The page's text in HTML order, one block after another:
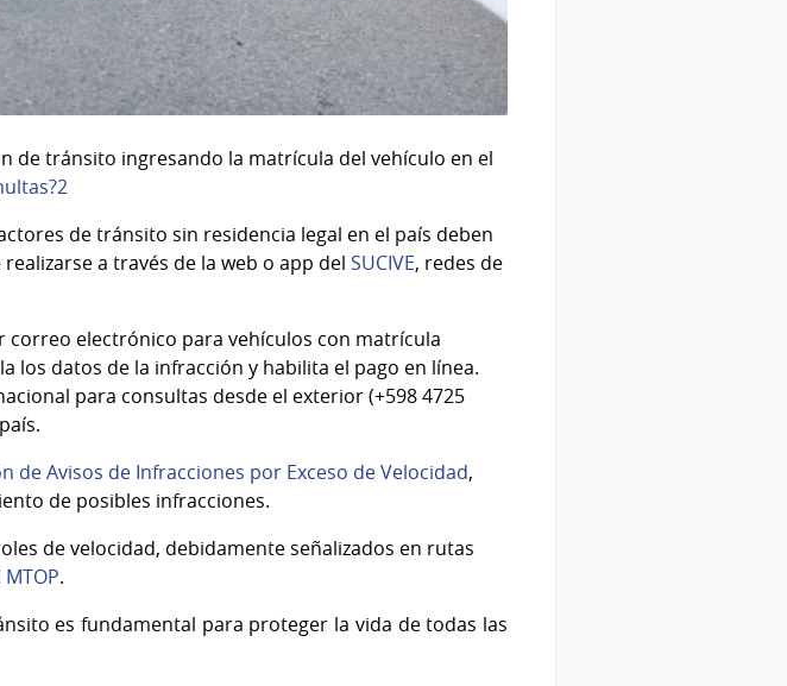
de tránsito ingresando la matrícula del vehículo en el
de tránsito sin residencia legal en el país deben
a través de la web o app del SUCIVE, redes de
correo electrónico para vehículos con matrícula
los datos de la infracción y habilita el pago en línea.
para consultas desde el exterior (+598 4725
de Avisos de Infracciones por Exceso de Velocidad,
de posibles infracciones.
de velocidad, debidamente señalizados en rutas
.
es fundamental para proteger la vida de todas las